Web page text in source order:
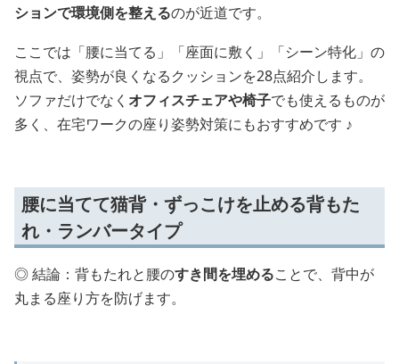
ションで環境側を整えるのが近道です。
ここでは「腰に当てる」「座面に敷く」「シーン特化」の
視点で、姿勢が良くなるクッションを28点紹介します。
ソファだけでなく オフィスチェアや椅子でも使えるものが
多く、在宅ワークの座り姿勢対策にもおすすめです ♪
腰に当てて猫背・ずっこけを止める背もた
れ・ランバータイプ
◎ 結論：背もたれと腰のすき間を埋めることで、背中が
丸まる座り方を防げます。